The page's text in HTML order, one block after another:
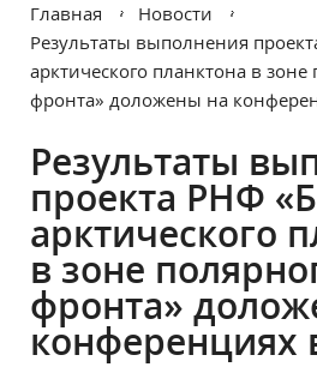
Главная
Новости
Результаты выполнения
арктического планктона в зоне
фронта» доложены на
Результаты
проекта РНФ
арктического
в зоне
фронта»
конференциях